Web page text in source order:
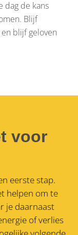
dag de kans
Blijf
blijf geloven
voor
eerste stap.
helpen om te
je daarnaast
of verlies